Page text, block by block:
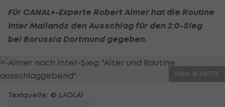
Für CANAL+-Experte Robert Almer hat die Routine
Inter Mailands den Ausschlag für den 2:0-Sieg
bei Borussia Dortmundgegeben.
Foto: © GETTY
Textquelle: © LAOLA1